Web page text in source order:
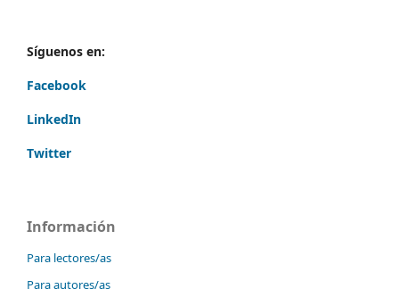
Síguenos en:
Facebook
LinkedIn
Twitter
Información
Para lectores/as
Para autores/as